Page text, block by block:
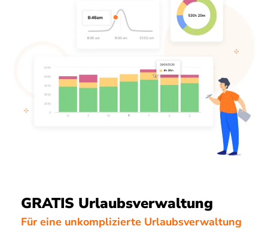
GRATIS Urlaubsverwaltung
Für eine unkomplizierte Urlaubsverwaltung